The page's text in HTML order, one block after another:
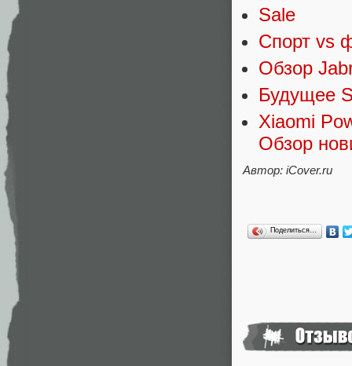
Sale
Спорт vs
Обзор
Будущее
Xiaomi
Обзор
Автор: iCover.ru
Поделиться…